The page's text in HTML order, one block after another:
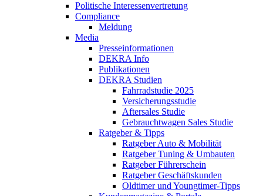
Politische Interessenvertretung
Compliance
Meldung
Media
Presseinformationen
DEKRA Info
Publikationen
DEKRA Studien
Fahrradstudie 2025
Versicherungsstudie
Aftersales Studie
Gebrauchtwagen Sales Studie
Ratgeber & Tipps
Ratgeber Auto & Mobilität
Ratgeber Tuning & Umbauten
Ratgeber Führerschein
Ratgeber Geschäftskunden
Oldtimer und Youngtimer-Tipps